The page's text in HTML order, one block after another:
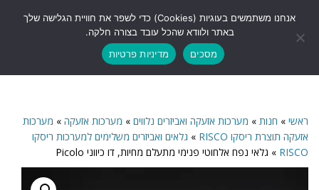
תפריט
ראשי » חנות » מערכות אזעקה ואביזרים נלווים » מערכות אזעקה » מערכות
אזעקה תוצרת ריסקו RISCO
» גלאים ואביזרים משלימים למערכות ריסקו
RISCO
» גלאי נפח אלחוטי פנימי מתעלם מחיות, דו כיווני Picolo
אנחנו משתמשים בעוגיות (Cookies) כדי לשפר את חוויית הגלישה שלך
באתר ולוודא שהכל עובד בצורה חלקה.
מסכים
מדיניות פרטיות